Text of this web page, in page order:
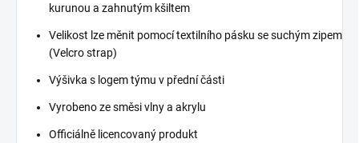
kurunou a zahnutým kšiltem
Velikost lze měnit pomocí textilního pásku se suchým zipem
(Velcro strap)
Výšivka s logem týmu v přední části
Vyrobeno ze směsi vlny a akrylu
Officiálně licencovaný produkt